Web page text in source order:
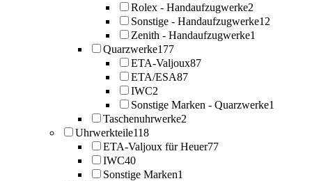
Rolex - Handaufzugwerke2
Sonstige - Handaufzugwerke12
Zenith - Handaufzugwerke1
Quarzwerke177
ETA-Valjoux87
ETA/ESA87
IWC2
Sonstige Marken - Quarzwerke1
Taschenuhrwerke2
Uhrwerkteile118
ETA-Valjoux für Heuer77
IWC40
Sonstige Marken1